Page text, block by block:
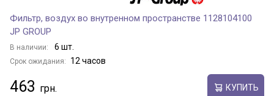
Фильтр, воздух во внутренном пространстве 1128104100
JP GROUP
В наличии: 6 шт.
Срок ожидания: 12 часов
463 КУПИТЬ